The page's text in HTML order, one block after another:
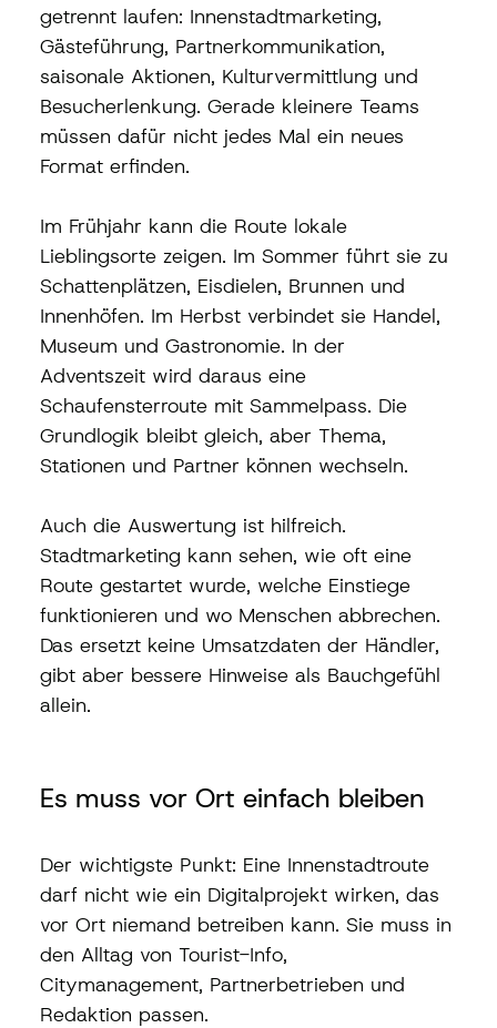
getrennt laufen: Innenstadtmarketing,
Gästeführung, Partnerkommunikation,
saisonale Aktionen, Kulturvermittlung und
Besucherlenkung. Gerade kleinere Teams
müssen dafür nicht jedes Mal ein neues
Format erfinden.
Im Frühjahr kann die Route lokale
Lieblingsorte zeigen. Im Sommer führt sie zu
Schattenplätzen, Eisdielen, Brunnen und
Innenhöfen. Im Herbst verbindet sie Handel,
Museum und Gastronomie. In der
Adventszeit wird daraus eine
Schaufensterroute mit Sammelpass. Die
Grundlogik bleibt gleich, aber Thema,
Stationen und Partner können wechseln.
Auch die Auswertung ist hilfreich.
Stadtmarketing kann sehen, wie oft eine
Route gestartet wurde, welche Einstiege
funktionieren und wo Menschen abbrechen.
Das ersetzt keine Umsatzdaten der Händler,
gibt aber bessere Hinweise als Bauchgefühl
allein.
Es muss vor Ort einfach bleiben
Der wichtigste Punkt: Eine Innenstadtroute
darf nicht wie ein Digitalprojekt wirken, das
vor Ort niemand betreiben kann. Sie muss in
den Alltag von Tourist-Info,
Citymanagement, Partnerbetrieben und
Redaktion passen.